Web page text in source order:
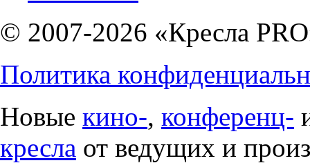
© 2007-2026 «Кресла
Политика
Новые кино-, конференц-
кресла от ведущих и